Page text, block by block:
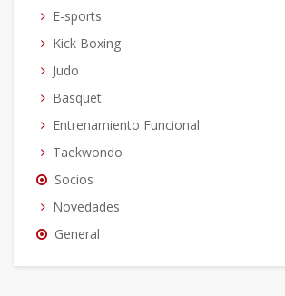
E-sports
Kick Boxing
Judo
Basquet
Entrenamiento Funcional
Taekwondo
Socios
Novedades
General